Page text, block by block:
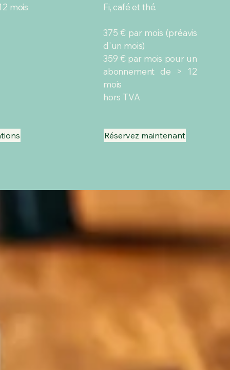
mois
Fi, café et thé.
375 € par mois (préavis
d'un mois)
359 € par mois pour un
abonnement de > 12
mois
hors TVA
Réservez maintenant